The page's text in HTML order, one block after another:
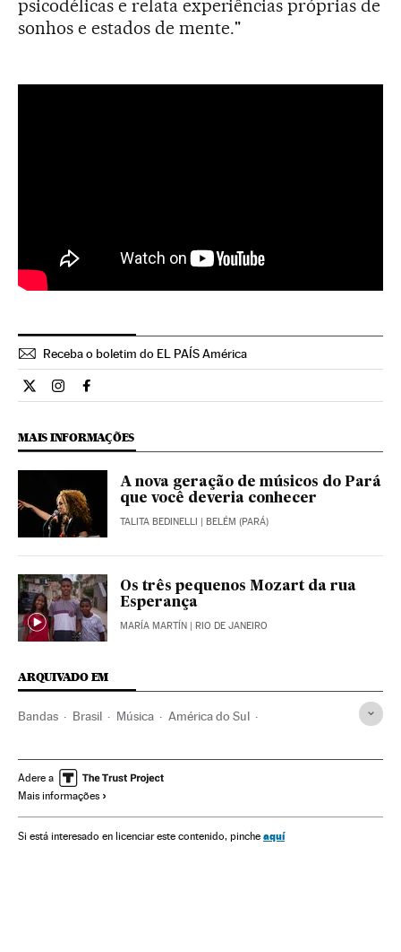
psicodélicas e relata experiências próprias de
sonhos e estados de mente."
Receba o boletim do EL PAÍS América
Cultura El País Brasil en Twitter
Cultura El País Brasil en Instagram
Cultura El País Brasil en Facebook
MAIS INFORMAÇÕES
A nova geração de músicos do Pará
que você deveria conhecer
TALITA BEDINELLI | BELÉM (PARÁ)
Os três pequenos Mozart da rua
Esperança
MARÍA MARTÍN | RIO DE JANEIRO
ARQUIVADO EM
Bandas Brasil Música América do Sul
Adere a
Mais informações
Si está interesado en licenciar este contenido, pinche aquí